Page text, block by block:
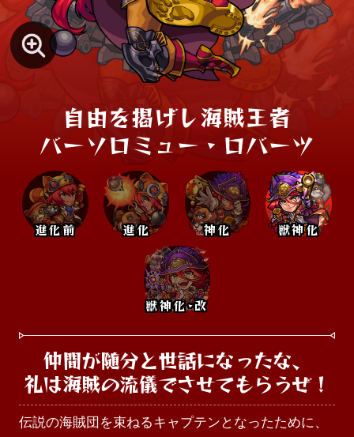
自由を掲げし海賊王者
バーソロミュー・ロバーツ
進化前 進化 神化 獣神化
獣神化･改
仲間が随分と世話になったな、
礼は海賊の流儀でさせてもらうぜ！
伝説の海賊団を束ねるキャプテンとなったために、